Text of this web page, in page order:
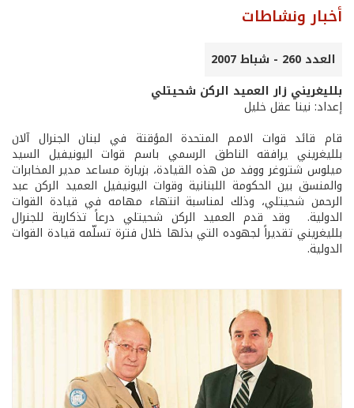
أخبار ونشاطات
العدد 260 - شباط 2007
بلليغريني زار العميد الركن شحيتلي
إعداد: نينا عقل خليل
قام قائد قوات الامم المتحدة المؤقتة في لبنان الجنرال آلان
بلليغريني يرافقه الناطق الرسمي باسم قوات اليونيفيل السيد
ميلوس شتروغر ووفد من هذه القيادة، بزيارة مساعد مدير المخابرات
والمنسق بين الحكومة اللبنانية وقوات اليونيفيل العميد الركن عبد
الرحمن شحيتلي، وذلك لمناسبة انتهاء مهامه في قيادة القوات
الدولية. وقد قدم العميد الركن شحيتلي درعاً تذكارية للجنرال
بلليغريني تقديراً لجهوده التي بذلها خلال فترة تسلّمه قيادة القوات
الدولية.